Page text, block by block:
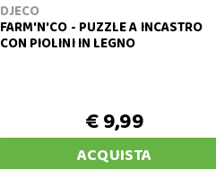
DJECO
FARM'N'CO - PUZZLE A INCASTRO
CON PIOLINI IN LEGNO
€ 9,99
ACQUISTA